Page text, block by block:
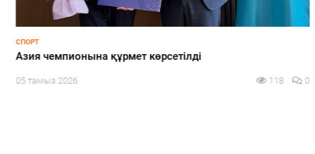
СПОРТ
Азия чемпионына құрмет көрсетілді
05 тамыз 2026 118 0